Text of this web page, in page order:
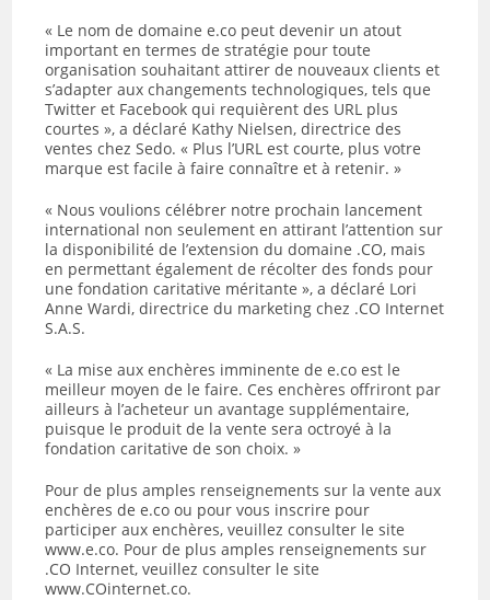
« Le nom de domaine e.co peut devenir un atout
important en termes de stratégie pour toute
organisation souhaitant attirer de nouveaux clients et
s’adapter aux changements technologiques, tels que
Twitter et Facebook qui requièrent des URL plus
courtes », a déclaré Kathy Nielsen, directrice des
ventes chez Sedo. « Plus l’URL est courte, plus votre
marque est facile à faire connaître et à retenir. »
« Nous voulions célébrer notre prochain lancement
international non seulement en attirant l’attention sur
la disponibilité de l’extension du domaine .CO, mais
en permettant également de récolter des fonds pour
une fondation caritative méritante », a déclaré Lori
Anne Wardi, directrice du marketing chez .CO Internet
S.A.S.
« La mise aux enchères imminente de e.co est le
meilleur moyen de le faire. Ces enchères offriront par
ailleurs à l’acheteur un avantage supplémentaire,
puisque le produit de la vente sera octroyé à la
fondation caritative de son choix. »
Pour de plus amples renseignements sur la vente aux
enchères de e.co ou pour vous inscrire pour
participer aux enchères, veuillez consulter le site
www.e.co. Pour de plus amples renseignements sur
.CO Internet, veuillez consulter le site
www.COinternet.co.